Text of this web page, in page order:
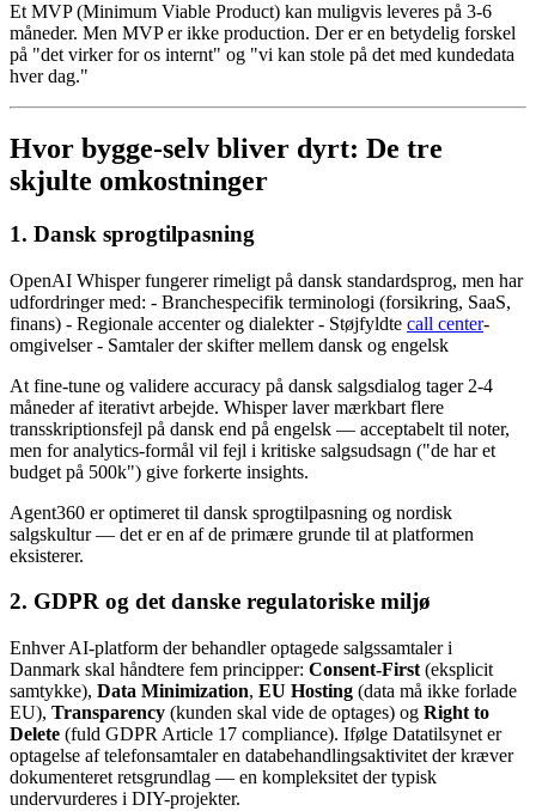
Et MVP (Minimum Viable Product) kan muligvis leveres på 3-6
måneder. Men MVP er ikke production. Der er en betydelig forskel
på "det virker for os internt" og "vi kan stole på det med kundedata
hver dag."
Hvor bygge-selv bliver dyrt: De tre
skjulte omkostninger
1. Dansk sprogtilpasning
OpenAI Whisper fungerer rimeligt på dansk standardsprog, men har
udfordringer med: - Branchespecifik terminologi (forsikring, SaaS,
finans) - Regionale accenter og dialekter - Støjfyldte call center-
omgivelser - Samtaler der skifter mellem dansk og engelsk
At fine-tune og validere accuracy på dansk salgsdialog tager 2-4
måneder af iterativt arbejde. Whisper laver mærkbart flere
transskriptionsfejl på dansk end på engelsk — acceptabelt til noter,
men for analytics-formål vil fejl i kritiske salgsudsagn ("de har et
budget på 500k") give forkerte insights.
Agent360 er optimeret til dansk sprogtilpasning og nordisk
salgskultur — det er en af de primære grunde til at platformen
eksisterer.
2. GDPR og det danske regulatoriske miljø
Enhver AI-platform der behandler optagede salgssamtaler i
Danmark skal håndtere fem principper: Consent-First (eksplicit
samtykke), Data Minimization, EU Hosting (data må ikke forlade
EU), Transparency (kunden skal vide de optages) og Right to
Delete (fuld GDPR Article 17 compliance). Ifølge Datatilsynet er
optagelse af telefonsamtaler en databehandlingsaktivitet der kræver
dokumenteret retsgrundlag — en kompleksitet der typisk
undervurderes i DIY-projekter.